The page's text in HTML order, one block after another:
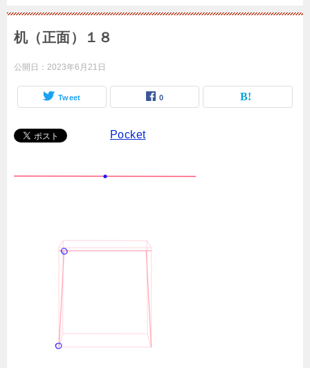
机（正面）１８
公開日： 2023年6月21日
Tweet 0
Pocket